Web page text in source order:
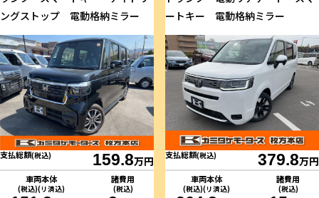
ングストップ 電動格納ミラー
支払総額(税込) 159.8万円
車両本体
(税込)(リ済込)
諸費用
(税込)
ートキー 電動格納ミラー
支払総額(税込) 379.8万円
車両本体
(税込)(リ済込)
諸費用
(税込)